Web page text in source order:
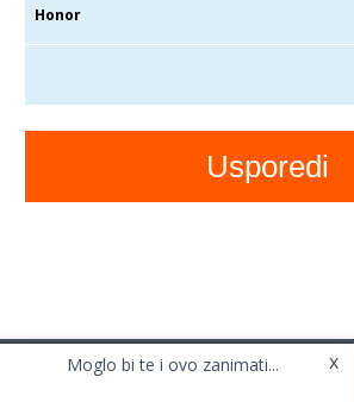
Moglo bi te i ovo zanimati... x